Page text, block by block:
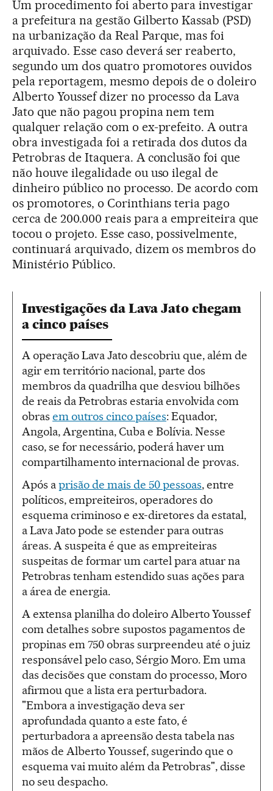
Um procedimento foi aberto para investigar
a prefeitura na gestão Gilberto Kassab (PSD)
na urbanização da Real Parque, mas foi
arquivado. Esse caso deverá ser reaberto,
segundo um dos quatro promotores ouvidos
pela reportagem, mesmo depois de o doleiro
Alberto Youssef dizer no processo da Lava
Jato que não pagou propina nem tem
qualquer relação com o ex-prefeito. A outra
obra investigada foi a retirada dos dutos da
Petrobras de Itaquera. A conclusão foi que
não houve ilegalidade ou uso ilegal de
dinheiro público no processo. De acordo com
os promotores, o Corinthians teria pago
cerca de 200.000 reais para a empreiteira que
tocou o projeto. Esse caso, possivelmente,
continuará arquivado, dizem os membros do
Ministério Público.
Investigações da Lava Jato chegam
a cinco países
A operação Lava Jato descobriu que, além de
agir em território nacional, parte dos
membros da quadrilha que desviou bilhões
de reais da Petrobras estaria envolvida com
obras em outros cinco países: Equador,
Angola, Argentina, Cuba e Bolívia. Nesse
caso, se for necessário, poderá haver um
compartilhamento internacional de provas.
Após aprisão de mais de 50 pessoas, entre
políticos, empreiteiros, operadores do
esquema criminoso e ex-diretores da estatal,
a Lava Jato pode se estender para outras
áreas. A suspeita é que as empreiteiras
suspeitas de formar um cartel para atuar na
Petrobras tenham estendido suas ações para
a área de energia.
A extensa planilha do doleiro Alberto Youssef
com detalhes sobre supostos pagamentos de
propinas em 750 obras surpreendeu até o juiz
responsável pelo caso, Sérgio Moro. Em uma
das decisões que constam do processo, Moro
afirmou que a lista era perturbadora.
"Embora a investigação deva ser
aprofundada quanto a este fato, é
perturbadora a apreensão desta tabela nas
mãos de Alberto Youssef, sugerindo que o
esquema vai muito além da Petrobras", disse
no seu despacho.